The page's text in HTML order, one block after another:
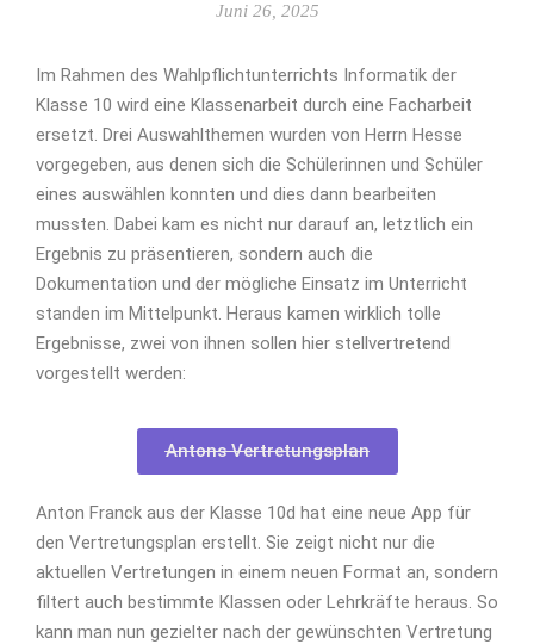
Juni 26, 2025
Im Rahmen des Wahlpflichtunterrichts Informatik der
Klasse 10 wird eine Klassenarbeit durch eine Facharbeit
ersetzt. Drei Auswahlthemen wurden von Herrn Hesse
vorgegeben, aus denen sich die Schülerinnen und Schüler
eines auswählen konnten und dies dann bearbeiten
mussten. Dabei kam es nicht nur darauf an, letztlich ein
Ergebnis zu präsentieren, sondern auch die
Dokumentation und der mögliche Einsatz im Unterricht
standen im Mittelpunkt. Heraus kamen wirklich tolle
Ergebnisse, zwei von ihnen sollen hier stellvertretend
vorgestellt werden:
Antons Vertretungsplan
Anton Franck aus der Klasse 10d hat eine neue App für
den Vertretungsplan erstellt. Sie zeigt nicht nur die
aktuellen Vertretungen in einem neuen Format an, sondern
filtert auch bestimmte Klassen oder Lehrkräfte heraus. So
kann man nun gezielter nach der gewünschten Vertretung